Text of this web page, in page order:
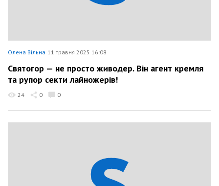
Олена Вільна 11 травня 2025 16:08
Святогор — не просто живодер. Він агент кремля
та рупор секти лайножерів!
24 0 0